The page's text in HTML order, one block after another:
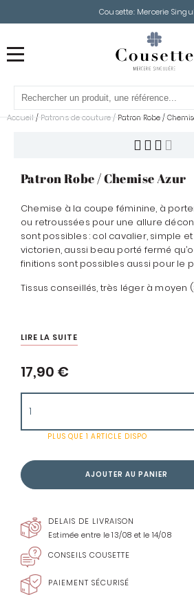
Cousette: Mercerie
Accueil /Patrons de couture/Patron Robe /
Patron Robe / Chemise Azur
Chemise à la coupe féminine, à
ou retroussées pour une allure
sont possibles : col cavalier, simple
victorien, aussi beau porté fermé
finitions sont possibles aussi pour le
Tissus conseillés, très léger à moyen
LIRE LA SUITE
17,90 €
PLUS QUE 1 ARTICLE DISPO
AJOUTER AU PANIER
DELAIS DE LIVRAISON
Estimée entre le 13/08 et le 14/08
CONSEILS COUSETTE
PAIEMENT SÉCURISÉ